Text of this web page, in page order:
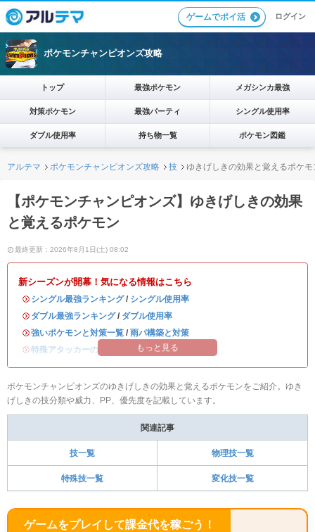
ゲームでポイ活 ログイン
ポケモンチャンピオンズ攻略
トップ 最強ポケモン メガシンカ最強
対策ポケモン 最強パーティ シングル使用率
ダブル使用率 持ち物一覧 ポケモン図鑑
アルテマ ポケモンチャンピオンズ攻略 技 ゆきげしきの効果と覚えるポケモ
【ポケモンチャンピオンズ】ゆきげしきの効果
と覚えるポケモン
最終更新：2026年8月1日(土) 08:02
新シーズンが開幕！気になる情報はこちら
・ シングル最強ランキング/ シングル使用率
・ ダブル最強ランキング/ ダブル使用率
・強いポケモンと対策一覧 / 雨パ構築と対策
・特殊アタッカーのおすすめランキング
もっと見る
ポケモンチャンピオンズのゆきげしきの効果と覚えるポケモンをご紹介。ゆき
げしきの技分類や威力、PP、優先度を記載しています。
関連記事
技一覧 物理技一覧
特殊技一覧 変化技一覧
ゲームをプレイして課金代を稼ごう！